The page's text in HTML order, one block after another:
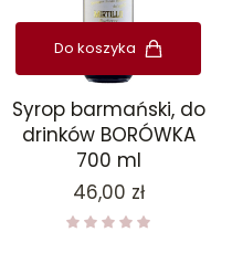
Do koszyka
Syrop barmański, do
drinków BORÓWKA
700 ml
Cena
46,00 zł